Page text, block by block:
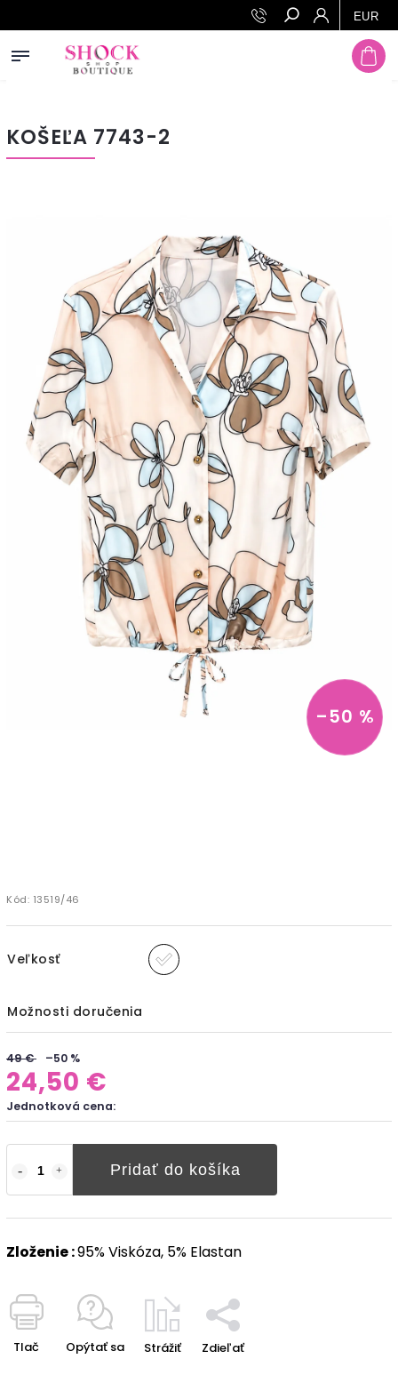
EUR
Hľadať
KOŠEĽA 7743-2
–50 %
Kód: 13519/46
Veľkosť
Možnosti doručenia
49 € –50 %
24,50 €
Jednotková cena:
Pridať do košíka
Zloženie :95% Viskóza, 5% Elastan
Tlač Opýtať sa Strážiť Zdieľať